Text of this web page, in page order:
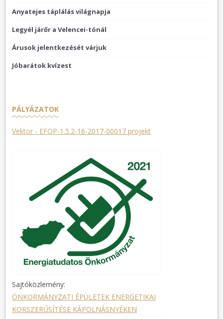
Anyatejes táplálás világnapja
Legyél járőr a Velencei-tónál
Árusok jelentkezését várjuk
Jóbarátok kvízest
PÁLYÁZATOK
Vektor - EFOP-1.5.2-16-2017-00017 projekt
Sajtóközlemény:
ÖNKORMÁNYZATI ÉPÜLETEK ENERGETIKAI
KORSZERŰSÍTÉSE KÁPOLNÁSNYÉKEN